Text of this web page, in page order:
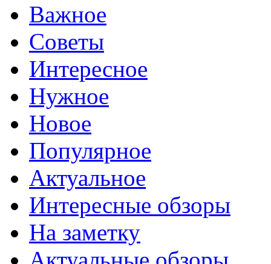
Важное
Советы
Интересное
Нужное
Новое
Популярное
Актуальное
Интересные обзоры
На заметку